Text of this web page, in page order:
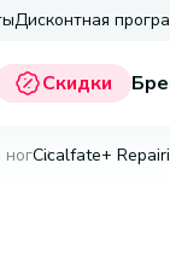
Дисконтная
Скидки
Cicalfate+